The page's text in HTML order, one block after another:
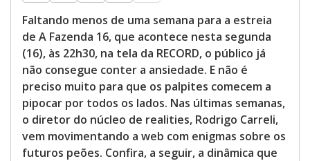
Faltando menos de uma semana para a estreia
de A Fazenda 16, que acontece nesta segunda
(16), às 22h30, na tela da RECORD, o público já
não consegue conter a ansiedade. E não é
preciso muito para que os palpites comecem a
pipocar por todos os lados. Nas últimas semanas,
o diretor do núcleo de realities, Rodrigo Carreli,
vem movimentando a web com enigmas sobre os
futuros peões. Confira, a seguir, a dinâmica que